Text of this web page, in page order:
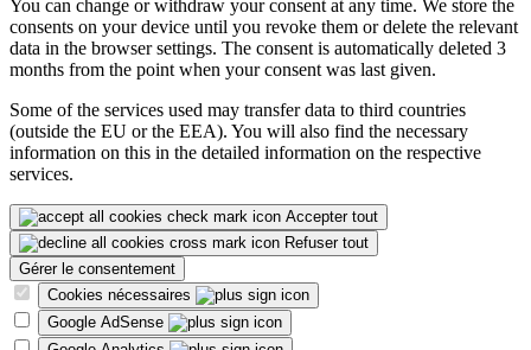
You can change or withdraw your consent at any time. We store the
consents on your device until you revoke them or delete the relevant
data in the browser settings. The consent is automatically deleted 3
months from the point when your consent was last given.
Some of the services used may transfer data to third countries
(outside the EU or the EEA). You will also find the necessary
information on this in the detailed information on the respective
services.
Accepter tout
Refuser tout
Gérer le consentement
Cookies nécessaires
Google AdSense